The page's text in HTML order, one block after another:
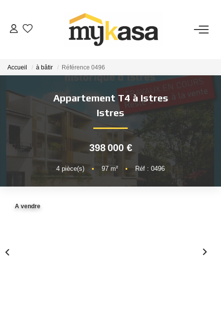
VENTES
BIENS VENDUS
ESTIMATION
PARRAINAGE
NOTRE AGENCE
Accueil à bâtir Référence 0496
Appartement T4 à Istres
Istres
398 000 €
4 pièce(s) • 97 m² • Réf : 0496
A vendre